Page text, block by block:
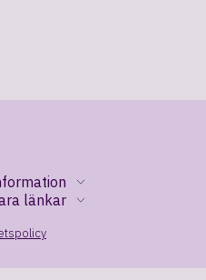
länkar